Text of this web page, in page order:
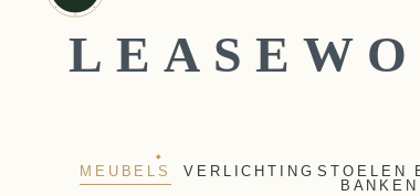
MEUBELS
◆
VERLICHTING STOELEN
BANKEN